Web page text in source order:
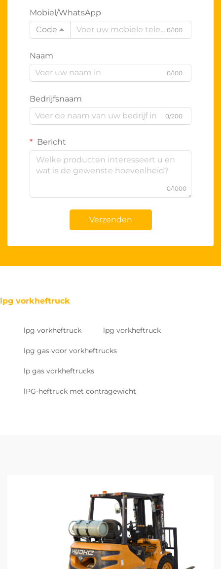
Mobiel/WhatsApp
Code
0/100
Naam
0/100
Bedrijfsnaam
0/200
Bericht
0/1000
Verzenden
lpg vorkheftruck
lpg vorkheftruck lpg vorkheftruck
lpg gas voor vorkheftrucks
lp gas vorkheftrucks
lPG-heftruck met contragewicht